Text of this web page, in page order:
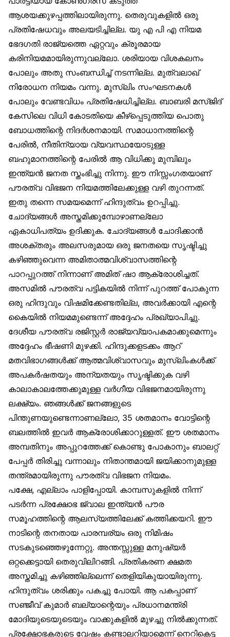
ആശയക്കുഴപ്പത്തിലായിരുന്നു. തെരുവുകളിൽ ഒരു
പ്രതിഷേധവും അലയടിച്ചില്ല. യു എ പി എ നിയമ
ഭേദഗതി രാജ്യത്തെ ഏറ്റവും ക്രൂരമായ
കരിനിയമമായിരുന്നുവല്ലോ. ശരിയായ വിശകലനം
പോലും അതു സംബന്ധിച്ച് നടന്നില്ല. മുത്വലാഖ്
നിരോധന നിയമം വന്നു. മുസ്‌ലിം സംഘടനകൾ
പോലും വേണ്ടവിധം പ്രതിഷേധിച്ചില്ല. ബാബരി മസ്ജിദ്
കേസിലെ വിധി കോടതിയെ കീഴ്‌പ്പെടുത്തിയ പൊതു
ബോധത്തിന്റെ നിദർശനമായി. സമാധാനത്തിന്റെ
പേരിൽ, നീതിന്യായ വ്യവസ്ഥയോടുള്ള
ബഹുമാനത്തിന്റെ പേരിൽ ആ വിധിക്കു മുമ്പിലും
ഇന്ത്യൻ ജനത സ്തംഭിച്ചു നിന്നു. ഈ നിസ്സംഗതയാണ്
പൗരത്വ വിഭജന നിയമത്തിലേക്കുള്ള വഴി തുറന്നത്.
ഇതു തന്നെ സമയമെന്ന് ഹിന്ദുത്വം ഉറപ്പിച്ചു.
ചോദ്യങ്ങൾ അസ്തമിക്കുമ്പോഴാണല്ലോ
ഏകാധിപത്യം ഉദിക്കുക. ചോദ്യങ്ങൾ ചോദിക്കാൻ
അശക്തരും അലസരുമായ ഒരു ജനതയെ സൃഷ്ടിച്ചു
കഴിഞ്ഞുവെന്ന അമിതാത്മവിശ്വാസത്തിന്റെ
പാറപ്പുറത്ത് നിന്നാണ് അമിത് ഷാ ആക്രോശിച്ചത്.
അസമിൽ പൗരത്വ പട്ടികയിൽ നിന്ന് പുറത്ത് പോകുന്ന
ഒരു ഹിന്ദുവും വിഷമിക്കേണ്ടതില്ല, അവർക്കായി എന്റെ
കൈയിൽ നിയമമുണ്ടെന്ന് അദ്ദേഹം പ്രഖ്യാപിച്ചു.
ദേശീയ പൗരത്വ രജിസ്റ്റർ രാജ്യവ്യാപകമാക്കുമെന്നും
അദ്ദേഹം ഭീഷണി മുഴക്കി. ഹിന്ദുക്കളടക്കം ആറ്
മതവിഭാഗങ്ങൾക്ക് ആത്മവിശ്വാസവും മുസ്‌ലിംകൾക്ക്
അപകർഷതയും അന്യതയും സൃഷ്ടിക്കുക വഴി
കാലാകാലത്തേക്കുമുള്ള വർഗീയ വിഭജനമായിരുന്നു
ലക്ഷ്യം. ഞങ്ങൾക്ക് ജനങ്ങളുടെ
പിന്തുണയുണ്ടെന്നാണല്ലോ, 35 ശതമാനം വോട്ടിന്റെ
ബലത്തിൽ ഇവർ ആക്രോശിക്കാറുള്ളത്. ഈ ശതമാനം
അമ്പതിനും അപ്പുറത്തേക്ക് കൊണ്ടു പോകാനും ബാലറ്റ്
പേപ്പർ തിരിച്ചു വന്നാലും നിതാന്തമായി ജയിക്കാനുമുള്ള
തന്ത്രമായിരുന്നു പൗരത്വ വിഭജന നിയമം.
പക്ഷേ, എല്ലാം പാളിപ്പോയി. കാമ്പസുകളിൽ നിന്ന്
പടർന്ന പ്രക്ഷോഭ ജ്വാല ഇന്ത്യൻ പൗര
സമൂഹത്തിന്റെ ആലസ്യത്തിലേക്ക് കത്തിക്കയറി. ഈ
നാടിന്റെ തനതായ പാരമ്പര്യം ഒരു നിമിഷം
സടകുടഞ്ഞെഴുന്നേറ്റു. അന്തസ്സുള്ള മനുഷ്യർ
ഒറ്റക്കെട്ടായി തെരുവിലിറങ്ങി. പ്രതികരണ ക്ഷമത
അസ്തമിച്ചു കഴിഞ്ഞില്ലെന്ന് തെളിയികുയായിരുന്നു.
ഹിന്ദുത്വം ശരിക്കും പകച്ചു പോയി. ആ പകപ്പാണ്
സഞ്ജീവ് കുമാർ ബല്യാന്റെയും പ്രധാനമന്ത്രി
മോദിയുടെയുടെയും വാക്കുകളിൽ മുഴച്ചു നിൽക്കുന്നത്.
പ്രക്ഷോഭകരുടെ വേഷം കണ്ടാലറിയാമെന്ന് നെറികെട്ട